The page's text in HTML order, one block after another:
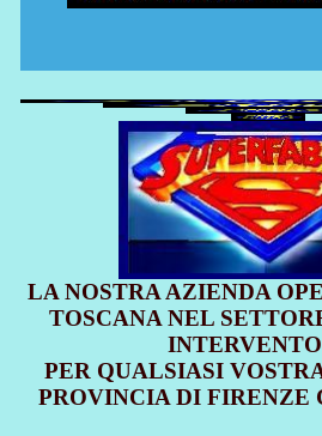
LA NOSTRA AZIENDA
TOSCANA NEL
PER QUALSIASI
PROVINCIA DI FIRENZE